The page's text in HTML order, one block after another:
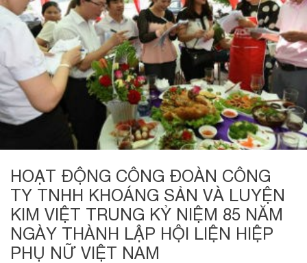
HOẠT ĐỘNG CÔNG ĐOÀN CÔNG
TY TNHH KHOÁNG SẢN VÀ LUYỆN
KIM VIỆT TRUNG KỶ NIỆM 85 NĂM
NGÀY THÀNH LẬP HỘI LIỆN HIỆP
PHỤ NỮ VIỆT NAM